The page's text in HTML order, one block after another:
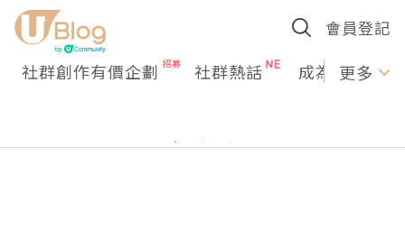
會員登記
社群創作有價企劃 社群熱話 成為U更多